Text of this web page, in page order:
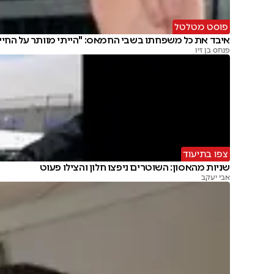
פוסט מטלטל
איבד את כל משפחתו בשבי החמאס: "הייתי מוותר על
פנחס בן זיו
צפו בתיעוד
שניות מהאסון: השוטרים ניפצו חלון והצילו פעוט
אבי יעקב